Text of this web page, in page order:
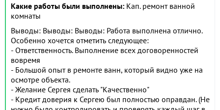
Какие работы были выполнены: Кап. ремонт ванной
комнаты
Выводы: Выводы: Выводы: Работа выполнена отлично.
Особенно хочется отметить следующее:
- Ответственность. Выполнение всех договоренностей
вовремя
- Большой опыт в ремонте ванн, который видно уже на
осмотре объекта.
- Желание Сергея сделать "Качественно"
- Кредит доверия к Сергею был полностью оправдан. (Не